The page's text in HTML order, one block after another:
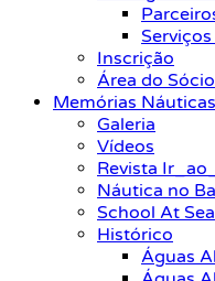
Inscrição
Área do Sócio
Memórias Náuticas
Galeria
Vídeos
Revista
Náutica no
School At Sea
Histórico
Águas